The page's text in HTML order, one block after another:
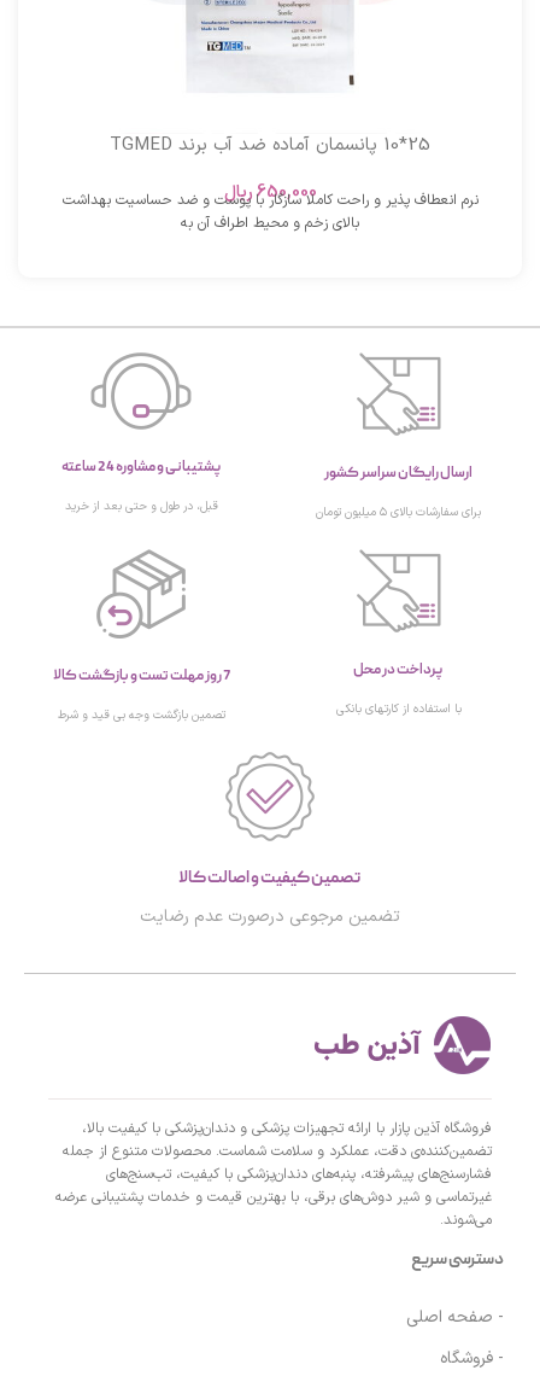
25*10 پانسمان آماده ضد آب برند TGMED
650,000ریال
نرم انعطاف پذیر و راحت کاملا سازگار با پوست و ضد حساسیت بهداشت
بالای زخم و محیط اطراف آن به
ارسال رایگان سراسر کشور
برای سفارشات بالای ۵ میلیون تومان
پشتیبانی و مشاوره 24 ساعته
قبل، در طول و حتی بعد از خرید
پرداخت در محل
با استفاده از کارتهای بانکی
7 روز مهلت تست و بازگشت کالا
تصمین بازگشت وجه بی قید و شرط
تصمین کیفیت و اصالت کالا
تضمین مرجوعی درصورت عدم رضایت
فروشگاه آذین پازار با ارائه تجهیزات پزشکی و دندان‌پزشکی با کیفیت بالا،
تضمین‌کننده‌ی دقت، عملکرد و سلامت شماست. محصولات متنوع از جمله
فشارسنج‌های پیشرفته، پنبه‌های دندان‌پزشکی با کیفیت، تب‌سنج‌های
غیرتماسی و شیر دوش‌های برقی، با بهترین قیمت و خدمات پشتیبانی عرضه
می‌شوند.
دسترسی سریع
- صفحه اصلی
- فروشگاه